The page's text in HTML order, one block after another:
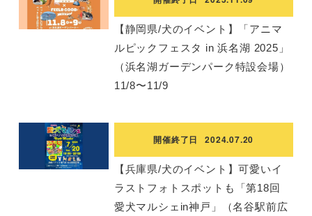
【静岡県/犬のイベント】「アニマ
ルピックフェスタ in 浜名湖 2025」
（浜名湖ガーデンパーク特設会場）
11/8〜11/9
開催終了日 2024.07.20
【兵庫県/犬のイベント】可愛いイ
ラストフォトスポットも「第18回
愛犬マルシェin神戸」（名谷駅前広